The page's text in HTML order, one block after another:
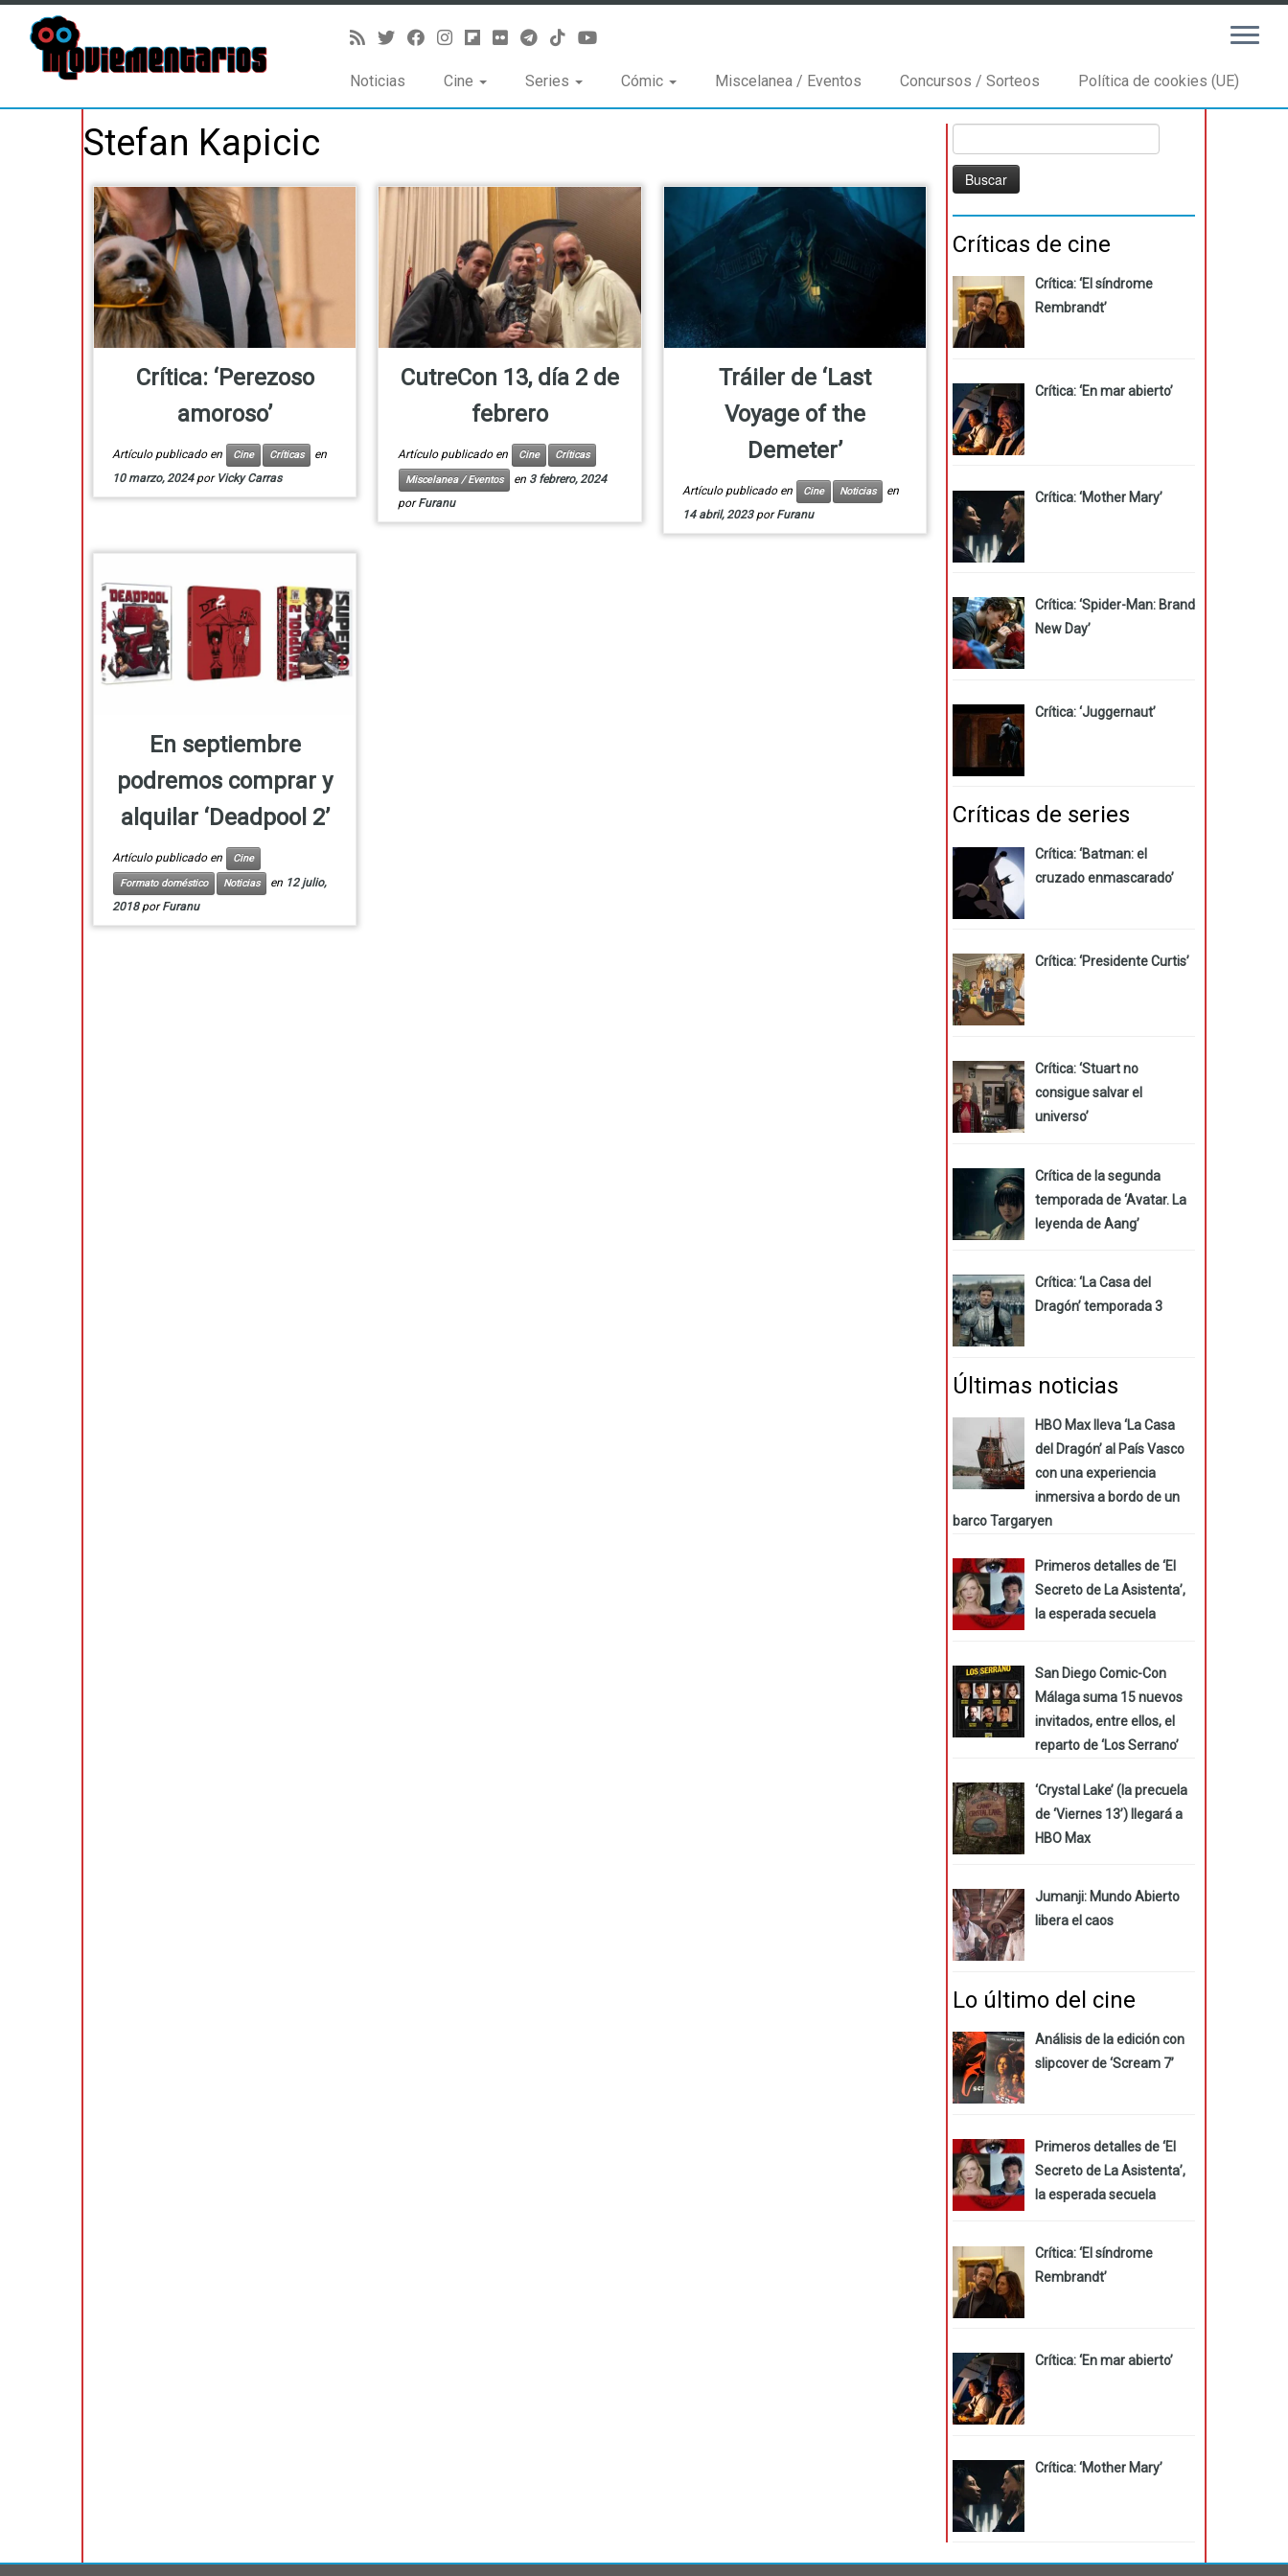
Noticias Cine Series Cómic Miscelanea / Eventos Concursos / Sorteos Política de cookies (UE)
Stefan Kapicic
Crítica: ‘Perezoso
amoroso’
Artículo publicado en Cine Críticas
en
10 marzo, 2024 por Vicky Carras
CutreCon 13, día 2 de
febrero
Artículo publicado en Cine
Críticas
Miscelanea / Eventos
en 3 febrero, 2024
porFuranu
Tráiler de ‘Last
Voyage of the
Demeter’
Artículo publicado en Cine Noticias
en
14 abril, 2023 porFuranu
En septiembre
podremos comprar y
alquilar ‘Deadpool 2’
Artículo publicado en
Cine
Formato doméstico
Noticias en 12 julio,
2018 porFuranu
Críticas de cine
Crítica: ‘El síndrome
Rembrandt’
Crítica: ‘En mar abierto’
Crítica: ‘Mother Mary’
Crítica: ‘Spider-Man: Brand
New Day’
Crítica: ‘Juggernaut’
Críticas de series
Crítica: ‘Batman: el
cruzado enmascarado’
Crítica: ‘Presidente Curtis’
Crítica: ‘Stuart no
consigue salvar el
universo’
Crítica de la segunda
temporada de ‘Avatar. La
leyenda de Aang’
Crítica: ‘La Casa del
Dragón’ temporada 3
Últimas noticias
HBO Max lleva ‘La Casa
del Dragón’ al País Vasco
con una experiencia
inmersiva a bordo de un
barco Targaryen
Primeros detalles de ‘El
Secreto de La Asistenta’,
la esperada secuela
San Diego Comic-Con
Málaga suma 15 nuevos
invitados, entre ellos, el
reparto de ‘Los Serrano’
‘Crystal Lake’ (la precuela
de ‘Viernes 13’) llegará a
HBO Max
Jumanji: Mundo Abierto
libera el caos
Lo último del cine
Análisis de la edición con
slipcover de ‘Scream 7’
Primeros detalles de ‘El
Secreto de La Asistenta’,
la esperada secuela
Crítica: ‘El síndrome
Rembrandt’
Crítica: ‘En mar abierto’
Crítica: ‘Mother Mary’